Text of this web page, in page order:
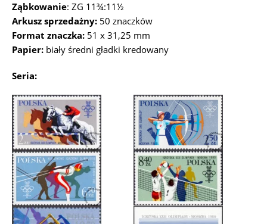
Ząbkowanie: ZG 11¾:11½
Arkusz sprzedażny: 50 znaczków
Format znaczka: 51 x 31,25 mm
Papier: biały średni gładki kredowany
Seria: